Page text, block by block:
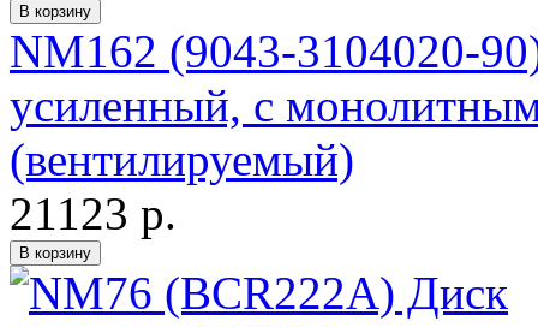
NM162 (9043-3104020-
усиленный, с
(вентилируемый)
21123 р.